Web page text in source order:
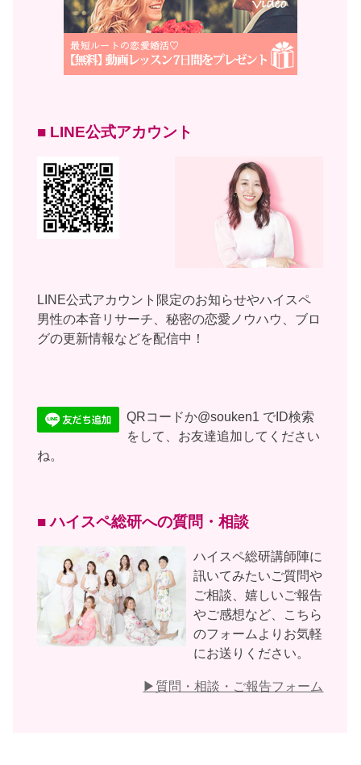
■ LINE公式アカウント
LINE公式アカウント限定のお知らせやハイスペ
男性の本音リサーチ、秘密の恋愛ノウハウ、ブロ
グの更新情報などを配信中！
QRコードか@souken1 でID検索
をして、お友達追加してください
ね。
■ ハイスペ総研への質問・相談
ハイスペ総研講師陣に
訊いてみたいご質問や
ご相談、嬉しいご報告
やご感想など、こちら
のフォームよりお気軽
にお送りください。
▶︎質問・相談・ご報告フォーム